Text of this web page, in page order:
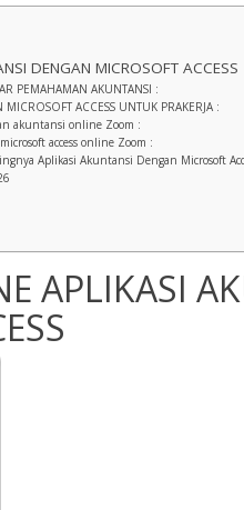
DENGAN MICROSOFT ACCESS
PEMAHAMAN AKUNTANSI :
ACCESS UNTUK PRAKERJA :
akuntansi online Zoom :
access online Zoom :
Aplikasi Akuntansi Dengan Microsoft
APLIKASI